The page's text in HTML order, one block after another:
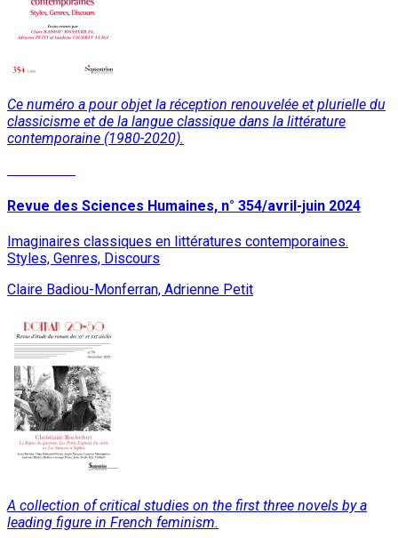
Ce numéro a pour objet la réception renouvelée et plurielle du
classicisme et de la langue classique dans la littérature
contemporaine (1980-2020).
Revue des Sciences Humaines, n° 354/avril-juin 2024
Imaginaires classiques en littératures contemporaines.
Styles, Genres, Discours
Claire Badiou-Monferran, Adrienne Petit
A collection of critical studies on the first three novels by a
leading figure in French feminism.